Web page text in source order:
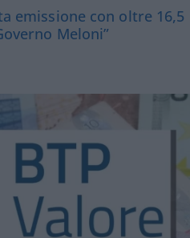
emissione con oltre
Meloni”